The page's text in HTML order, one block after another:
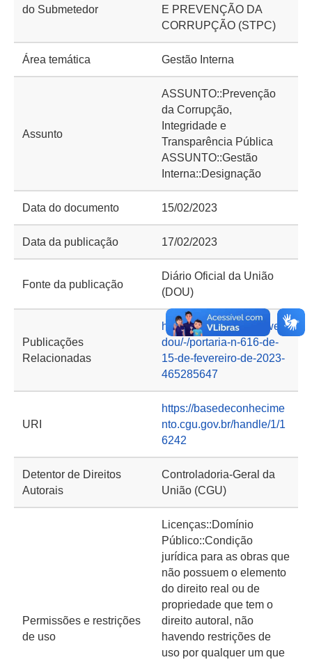
do Submetedor
E PREVENÇÃO DA
CORRUPÇÃO (STPC)
Área temática Gestão Interna
Assunto
ASSUNTO::Prevenção
da Corrupção,
Integridade e
Transparência Pública
ASSUNTO::Gestão
Interna::Designação
Data do documento 15/02/2023
Data da publicação 17/02/2023
Fonte da publicação
Diário Oficial da União
(DOU)
Publicações
Relacionadas
https://www.in.gov.br/web/
dou/-/portaria-n-616-de-
15-de-fevereiro-de-2023-
465285647
URI
https://basedeconhecime
nto.cgu.gov.br/handle/1/1
6242
Detentor de Direitos
Autorais
Controladoria-Geral da
União (CGU)
Permissões e restrições
de uso
Licenças::Domínio
Público::Condição
jurídica para as obras que
não possuem o elemento
do direito real ou de
propriedade que tem o
direito autoral, não
havendo restrições de
uso por qualquer um que